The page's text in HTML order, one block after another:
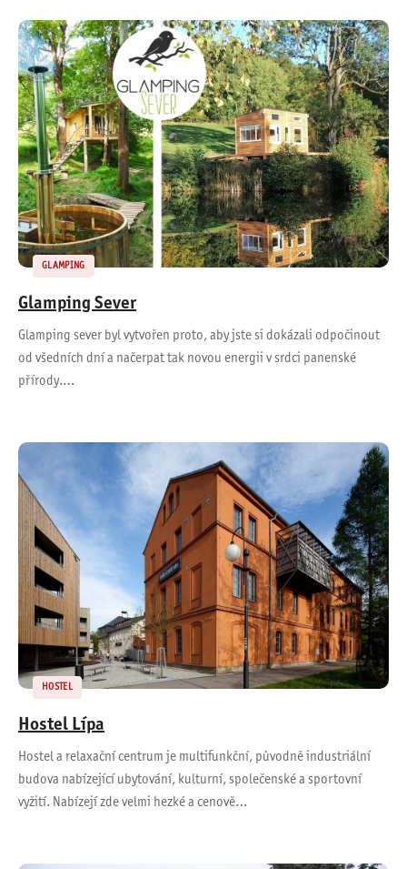
GLAMPING
Glamping Sever
Glamping sever byl vytvořen proto, aby jste si dokázali odpočinout
od všedních dní a načerpat tak novou energii v srdci panenské
přírody.…
HOSTEL
Hostel Lípa
Hostel a relaxační centrum je multifunkční, původně industriální
budova nabízející ubytování, kulturní, společenské a sportovní
vyžití. Nabízejí zde velmi hezké a cenově…